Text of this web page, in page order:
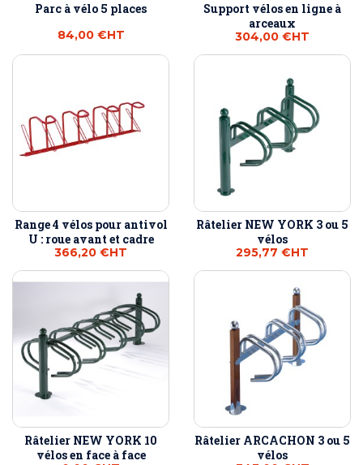
Parc à vélo 5 places
84,00 €HT
Support vélos en ligne à
arceaux
304,00 €HT
Range 4 vélos pour antivol
U : roue avant et cadre
366,20 €HT
Râtelier NEW YORK 3 ou 5
vélos
295,77 €HT
Râtelier NEW YORK 10
vélos en face à face
Râtelier ARCACHON 3 ou 5
vélos